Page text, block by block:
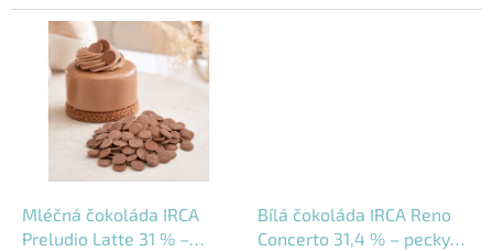
Mléčná čokoláda IRCA
Preludio Latte 31 % –
Bílá čokoláda IRCA Reno
Concerto 31,4 % – pecky